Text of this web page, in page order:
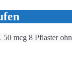
mcg 8 Pflaster